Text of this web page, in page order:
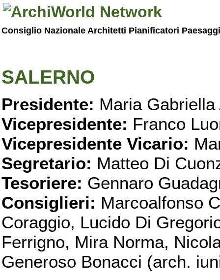
Consiglio Nazionale Architetti Pianificatori
SALERNO
Presidente: Maria Gabriella
Vicepresidente: Franco
Vicepresidente Vicario:
Segretario: Matteo Di
Tesoriere: Gennaro
Consiglieri: Marcoalfonso
Coraggio, Lucido Di
Ferrigno, Mira Norma,
Generoso Bonacci (arch.